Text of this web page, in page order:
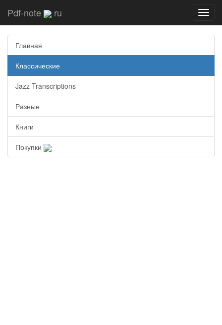
Pdf-note ru
Главная
Классические
Jazz Transcriptions
Разные
Книги
Покупки